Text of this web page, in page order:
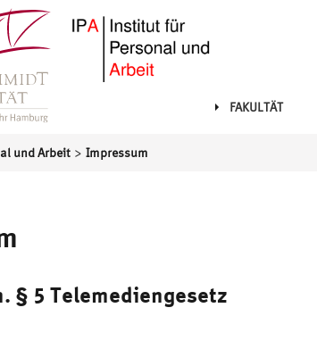
FAKULTÄT
und Arbeit > Impressum
§ 5 Telemediengesetz